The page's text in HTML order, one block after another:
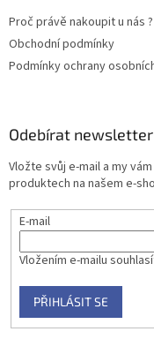
Proč právě nakoupit u nás ?
Obchodní podmínky
Podmínky ochrany
Odebírat newsletter
Vložte svůj e-mail a my
produktech na našem e-
E-mail
Vložením e-mailu
PŘIHLÁSIT SE